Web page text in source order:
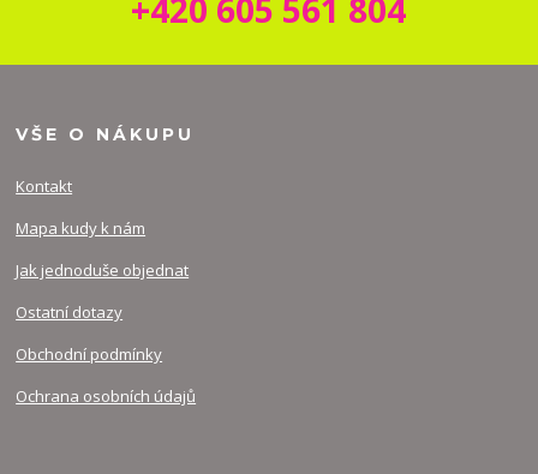
+420 605 561 804
VŠE O NÁKUPU
Kontakt
Mapa kudy k nám
Jak jednoduše objednat
Ostatní dotazy
Obchodní podmínky
Ochrana osobních údajů